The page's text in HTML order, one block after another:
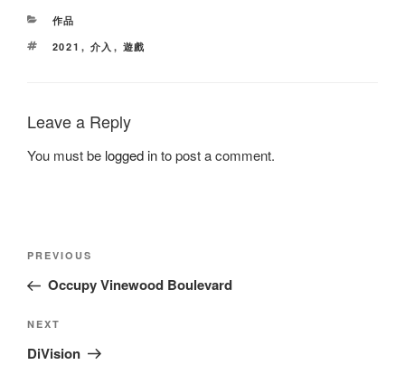
CATEGORIES
作品
TAGS
2021 , 介入 , 遊戲
Leave a Reply
You must be logged into post a comment.
Post
Previous
Post
PREVIOUS
Occupy Vinewood Boulevard
Next
Post
NEXT
DiVision